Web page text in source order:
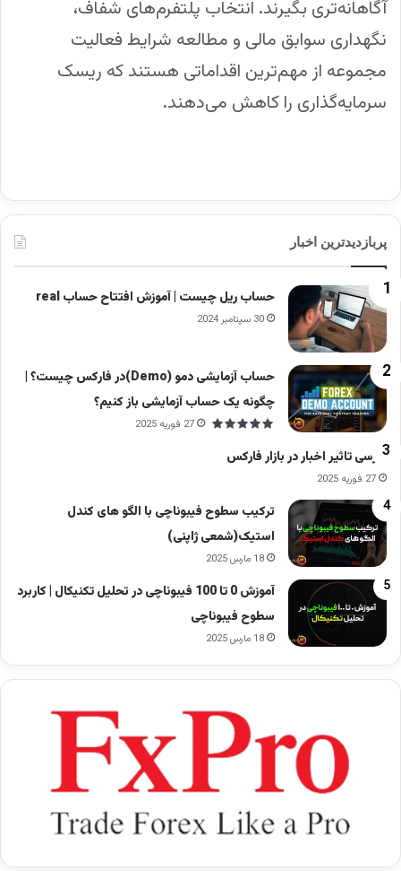
آگاهانه‌تری بگیرند. انتخاب پلتفرم‌های شفاف،
نگهداری سوابق مالی و مطالعه شرایط فعالیت
مجموعه از مهم‌ترین اقداماتی هستند که ریسک
سرمایه‌گذاری را کاهش می‌دهند.
پربازدیدترین اخبار
حساب ریل چیست | آموزش افتتاح حساب real
30 سپتامبر 2024
حساب آزمایشی دمو (Demo)در فارکس چیست؟ |
چگونه یک حساب آزمایشی باز کنیم؟
27 فوریه 2025
بررسی تاثیر اخبار در بازار فارکس
27 فوریه 2025
ترکیب سطوح فیبوناچی با الگو های کندل
استیک(شمعی ژاپنی)
18 مارس 2025
آموزش 0 تا 100 فیبوناچی در تحلیل تکنیکال | کاربرد
سطوح فیبوناچی
18 مارس 2025